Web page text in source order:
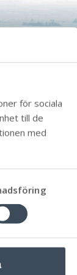
för sociala
till de
med